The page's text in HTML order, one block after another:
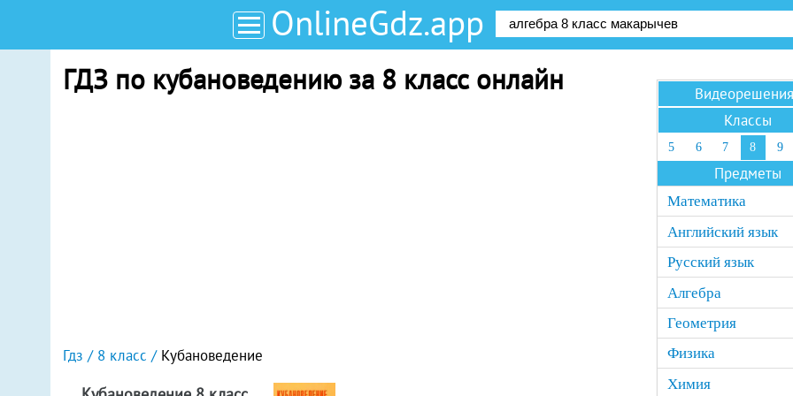
OnlineGdz.app
ГДЗ по кубановедению за 8 класс онлайн
Гдз 8 класс Кубановедение
Видеорешения
Классы
5 6 7 8 9
Предметы
Математика
Английский язык
Русский язык
Алгебра
Геометрия
Физика
Химия